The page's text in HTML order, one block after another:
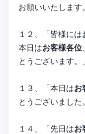
お願いいたします
１２、「皆様には
本日はお客様各位
とうございます。」
１３、「本日はお
とうございました
１４、「先日はお